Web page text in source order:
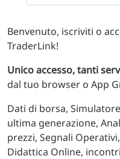
Benvenuto, iscriviti o
TraderLink!
Unico accesso, tanti
dal tuo browser o App
Dati di borsa,
ultima generazione,
prezzi, Segnali
Didattica Online,